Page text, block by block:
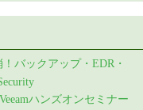
バックアップ・EDR・
ハンズオンセミナー